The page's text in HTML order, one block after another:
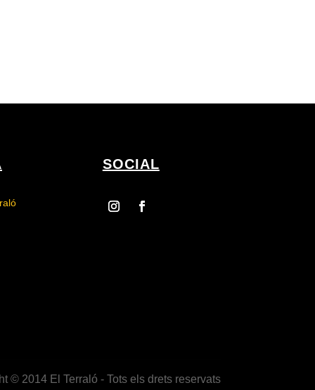
SOCIAL
© 2014 El Terraló - Tots els drets reservats